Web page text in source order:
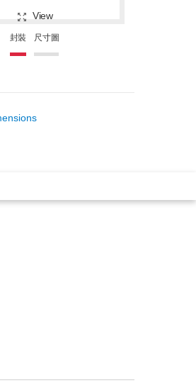
View
封裝 尺寸圖